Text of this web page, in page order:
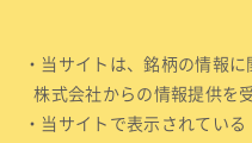
・当サイトは、銘柄の情報
株式会社からの情報提供を
・当サイトで表示されてい